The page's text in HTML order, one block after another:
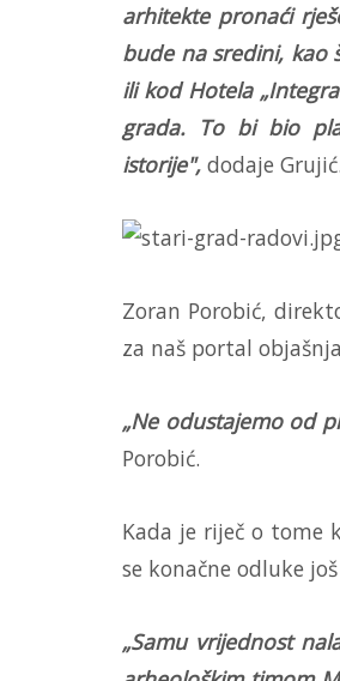
arhitekte pronaći
bude na sredini, kao
ili kod Hotela
grada. To bi bio
istorije", dodaje Grujić.
Zoran Porobić,
za naš portal
„Ne odustajemo od
Porobić.
Kada je riječ o tome
se konačne odluke
„Samu vrijednost